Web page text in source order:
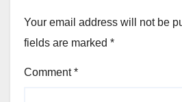
Your email address will not be
fields are marked *
Comment*